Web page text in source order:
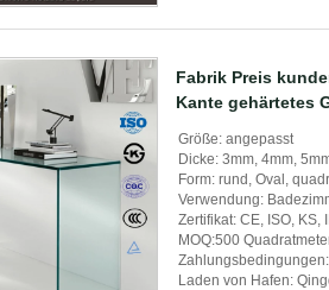
Fabrik Preis
Kante gehärtetes
Größe: angepasst
Dicke: 3mm, 4mm,
Form: rund, Oval,
Verwendung:
Zertifikat: CE, ISO, KS,
MOQ:500
Laden von Hafen: